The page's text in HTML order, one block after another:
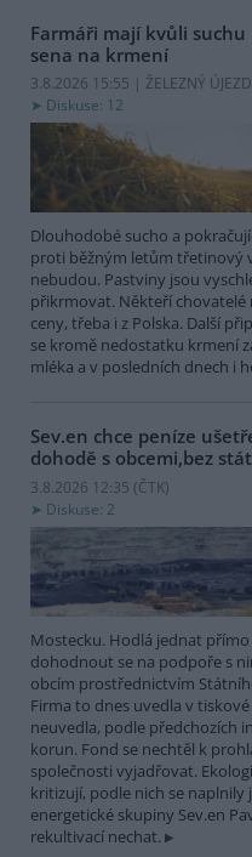
Farmáři mají kvůli
sena na krmení
3.8.2026 15:55 | ŽELEZNÝ
Diskuse: 12
Dlouhodobé sucho a
proti běžným letům třetinový
nebudou. Pastviny jsou
přikrmovat. Někteří chovatelé
ceny, třeba i z Polska. Další
se kromě nedostatku krmení
mléka a v posledních dnech i
Sev.en chce peníze
dohodě s obcemi,bez
3.8.2026 12:35 (ČTK)
Diskuse: 2
Mostecku. Hodlá jednat
dohodnout se na podpoře s
obcím prostřednictvím
Firma to dnes uvedla v tiskové
neuvedla, podle předchozích
korun. Fond se nechtěl k
společnosti vyjadřovat.
kritizují, podle nich se naplnily
energetické skupiny Sev.en
rekultivací nechat.